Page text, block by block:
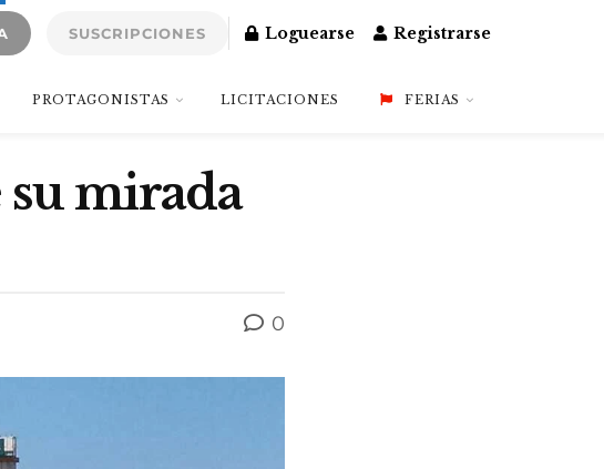
SUSCRIPCIONES Loguearse Registrarse
PROTAGONISTAS LICITACIONES FERIAS
mirada
0